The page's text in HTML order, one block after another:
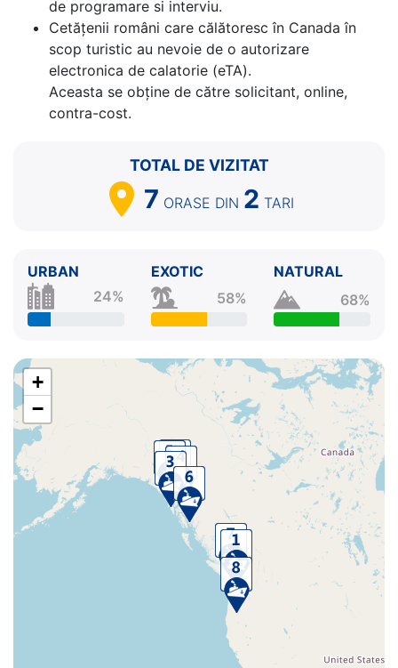
de programare si interviu.
Cetăţenii români care călătoresc în Canada în
scop turistic au nevoie de o autorizare
electronica de calatorie (eTA).
Aceasta se obține de către solicitant, online,
contra-cost.
TOTAL DE VIZITAT
7 ORASE DIN 2 TARI
URBAN
24%
EXOTIC
58%
NATURAL
68%
+
−